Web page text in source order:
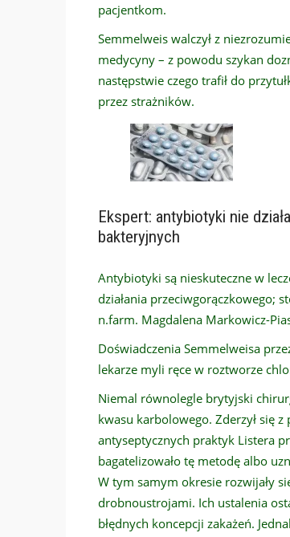
pacjentkom.
Semmelweis walczył z
medycyny – z powodu szykan
następstwie czego trafił do
przez strażników.
Ekspert: antybiotyki nie
bakteryjnych
Antybiotyki są nieskuteczne w
działania przeciwgorączkowego;
n.farm. Magdalena Markowicz-
Doświadczenia Semmelweisa
lekarze myli ręce w roztworze
Niemal równolegle brytyjski
kwasu karbolowego. Zderzył się
antyseptycznych praktyk Listera
bagatelizowało tę metodę albo
W tym samym okresie rozwijały
drobnoustrojami. Ich ustalenia
błędnych koncepcji zakażeń.